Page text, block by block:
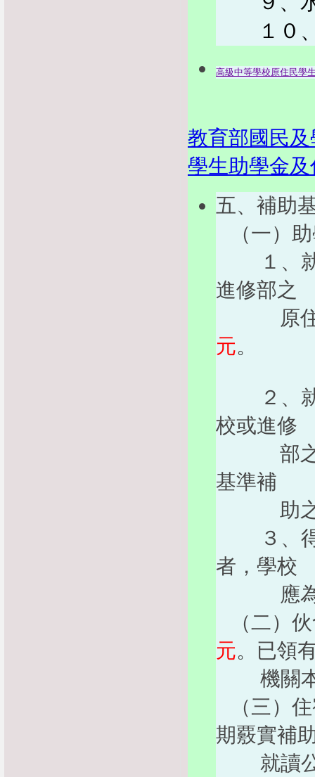
１０、
高級中等學校原住民學
教育部國民
學生助學金
五、補助
（一）
１、就
進修部之
原住民
元。
２、就
校或進修
部之原
基準補
助之
３、得
者，學校
應為
（二）
元。已領
機關本
（三）
期覈實補
就讀公